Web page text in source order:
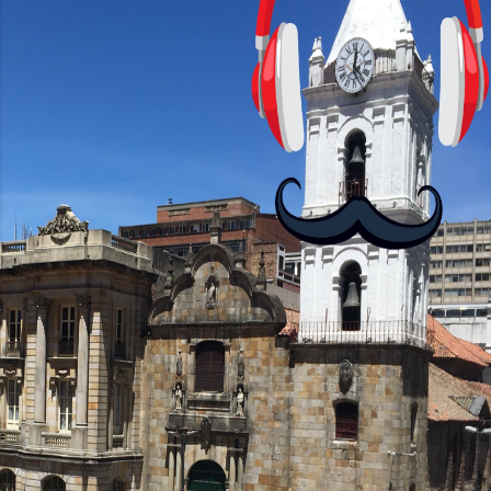
con personajes simpáticos y ayudas
visuales. ¿Será posible que una app que
antes nos enseñó francés, ahora nos
convierta en jugadores de ajedrez? Aún
no podrás jugar contra otros humanos
La aplicación Duolingo fue lanzada en
2012 y cuenta con más de 37 millones
de usuarios activos diarios. Desde 2022,
ha empeza...